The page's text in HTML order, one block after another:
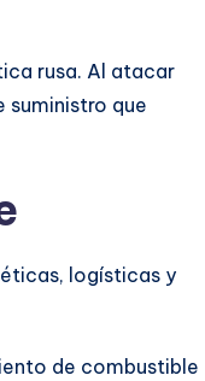
rusa. Al atacar
suministro que
logísticas y
de combustible